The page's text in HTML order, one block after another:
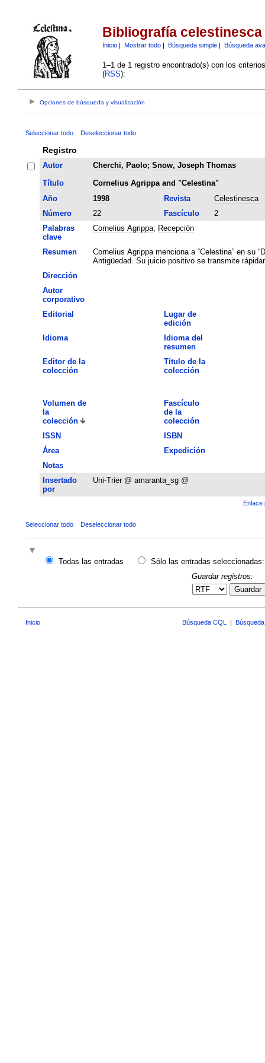
Bibliografía celestinesca
Inicio| Mostrar todo| Búsqueda simple| Búsqueda
1–1 de 1 registro encontrado(s) con los
(RSS):
Opciones de búsqueda y visualización
Seleccionar todo Deseleccionar todo
Registro
Autor Cherchi, Paolo; Snow, Joseph Thomas
Título
Cornelius Agrippa and "Celestina"
Año
1998 Revista
Celestinesca
Número
22 Fascículo
2
Palabras
clave
Cornelius Agrippa; Recepción
Resumen
Cornelius Agrippa menciona a “Celestina” en su
Antigüedad. Su juicio positivo se transmite
Dirección
Autor
corporativo
Editorial
Lugar de
edición
Idioma
Idioma del
resumen
Editor de la
colección
Título de la
colección
Volumen de
la
colección
Fascículo
de la
colección
ISSN
ISBN
Área
Expedición
Notas
Insertado
por
Uni-Trier @ amaranta_sg @
Enlace
Seleccionar todo Deseleccionar todo
Todas las entradas
Sólo las entradas seleccionadas:
Guardar registros:
Guardar
Inicio Búsqueda CQL